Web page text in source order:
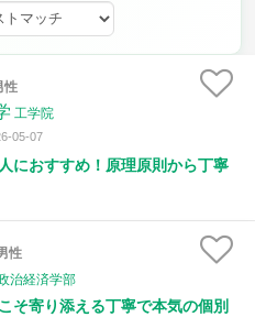
性
工学院
05-07
におすすめ！原理原則から丁寧
性
治経済学部
そ寄り添える丁寧で本気の個別
数学C 現代文
現代社会
家庭科